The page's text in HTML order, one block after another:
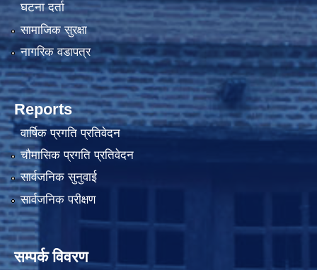
घटना दर्ता
सामाजिक सुरक्षा
नागरिक वडापत्र
Reports
वार्षिक प्रगति प्रतिवेदन
चौमासिक प्रगति प्रतिवेदन
सार्वजनिक सुनुवाई
सार्वजनिक परीक्षण
सम्पर्क विवरण